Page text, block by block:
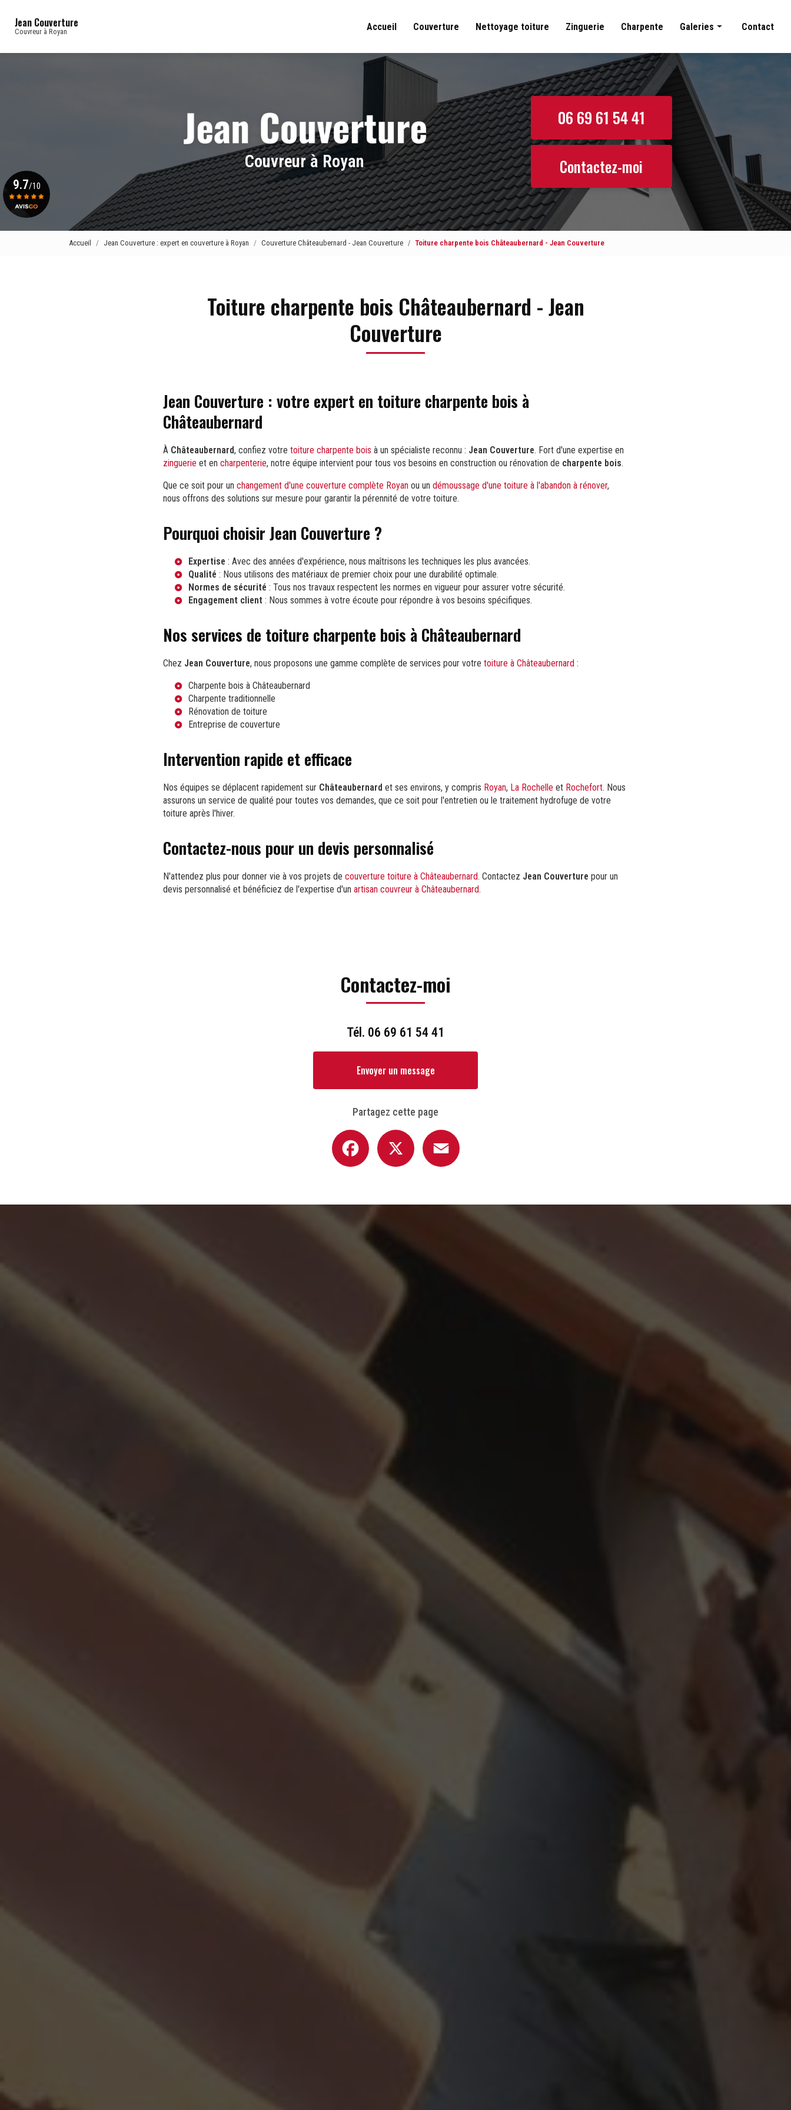
contenu
Jean Couverture
Couvreur à Royan
Accueil
Couverture Nettoyage toiture Zinguerie Charpente Galeries
Couverture
Nettoyage toiture
Contact
Couvreur à Royan
06 69 61 54 41
Contactez-moi
9.7/10
Accueil Jean Couverture : expert en couverture à Royan Couverture Châteaubernard - Jean Couverture Toiture charpente bois Châteaubernard - Jean Couverture
Toiture charpente bois Châteaubernard - Jean
Couverture
Jean Couverture : votre expert en toiture charpente bois à
Châteaubernard
À Châteaubernard, confiez votre toiture charpente bois à un spécialiste reconnu : Jean Couverture. Fort d'une expertise en
zinguerie et en charpenterie, notre équipe intervient pour tous vos besoins en construction ou rénovation de charpente bois.
Que ce soit pour un changement d'une couverture complète Royan ou un démoussage d'une toiture à l'abandon à rénover,
nous offrons des solutions sur mesure pour garantir la pérennité de votre toiture.
Pourquoi choisir Jean Couverture ?
Expertise : Avec des années d'expérience, nous maîtrisons les techniques les plus avancées.
Qualité : Nous utilisons des matériaux de premier choix pour une durabilité optimale.
Normes de sécurité : Tous nos travaux respectent les normes en vigueur pour assurer votre sécurité.
Engagement client : Nous sommes à votre écoute pour répondre à vos besoins spécifiques.
Nos services de toiture charpente bois à Châteaubernard
Chez Jean Couverture, nous proposons une gamme complète de services pour votre toiture à Châteaubernard :
Charpente bois à Châteaubernard
Charpente traditionnelle
Rénovation de toiture
Entreprise de couverture
Intervention rapide et efficace
Nos équipes se déplacent rapidement sur Châteaubernard et ses environs, y compris Royan, La Rochelle et Rochefort. Nous
assurons un service de qualité pour toutes vos demandes, que ce soit pour l'entretien ou le traitement hydrofuge de votre
toiture après l'hiver.
Contactez-nous pour un devis personnalisé
N'attendez plus pour donner vie à vos projets de couverture toiture à Châteaubernard. Contactez Jean Couverture pour un
devis personnalisé et bénéficiez de l'expertise d'un artisan couvreur à Châteaubernard.
Contactez-moi
Tél. 06 69 61 54 41
Envoyer un message
Partagez cette page
Facebook